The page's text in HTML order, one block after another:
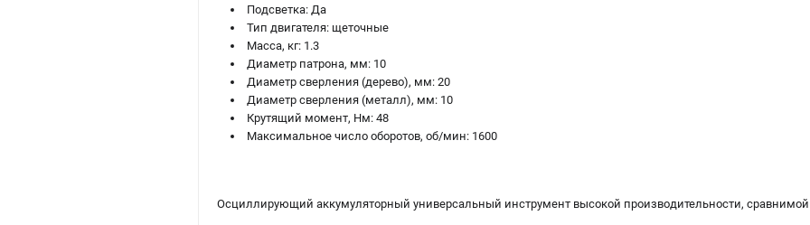
Подсветка: Да
Тип двигателя: щеточные
Масса, кг: 1.3
Диаметр патрона, мм: 10
Диаметр сверления (дерево), мм: 20
Диаметр сверления (металл), мм: 10
Крутящий момент, Нм: 48
Максимальное число оборотов, об/мин: 1600
Осциллирующий аккумуляторный универсальный инструмент высокой производительности,